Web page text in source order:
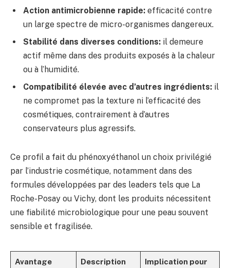
Action antimicrobienne rapide: efficacité contre
un large spectre de micro-organismes dangereux.
Stabilité dans diverses conditions: il demeure
actif même dans des produits exposés à la chaleur
ou à l’humidité.
Compatibilité élevée avec d’autres ingrédients: il
ne compromet pas la texture ni l’efficacité des
cosmétiques, contrairement à d’autres
conservateurs plus agressifs.
Ce profil a fait du phénoxyéthanol un choix privilégié
par l’industrie cosmétique, notamment dans des
formules développées par des leaders tels que La
Roche-Posay ou Vichy, dont les produits nécessitent
une fiabilité microbiologique pour une peau souvent
sensible et fragilisée.
Avantage Description
Implication pour